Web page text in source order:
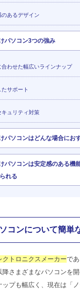
あるデザイン
パソコン3つの強み
わせた幅広いラインナップ
サポート
ュリティ対策
パソコンはどんな場合にお
パソコンは安定感のある機
れる
コンについて簡単
クトロニクスメーカーで
さまざまなパソコンを開
プも幅広く、現在は「